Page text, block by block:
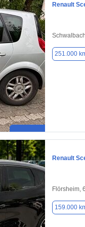
Renault
251.000
Renault
Flörsheim,
159.000